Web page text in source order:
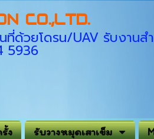
CO.,LTD.
ด้วยโดรน/UAV รับงานส
5936
ง รับวางหมุดเสาเข็ม